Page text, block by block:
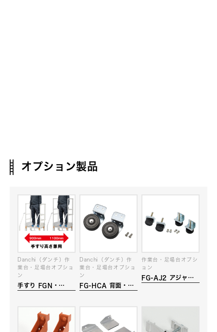
オプション製品
手すり FGN・
Danchi（ダンチ）作
業台・足場台オプショ
ン
FG-HCA 背面・側
Danchi（ダンチ）作
業台・足場台オプショ
ン
FG-AJ2 アジャス
作業台・足場台オプシ
ョン